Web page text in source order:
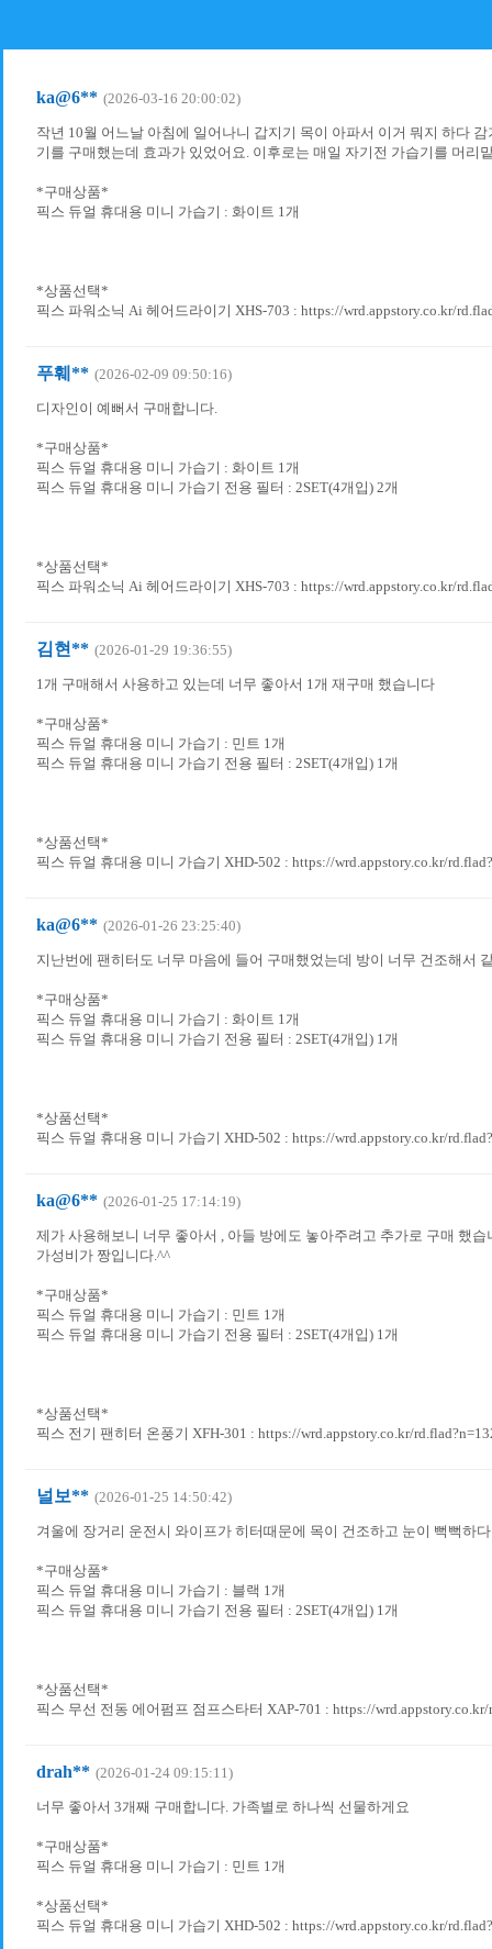
ka@6** (2026-03-16 20:00:02)
작년 10월 어느날 아침에 일어나니 갑지기 목이 아파서 이거 뭐지 하다
기를 구매했는데 효과가 있었어요. 이후로는 매일 자기전 가습기를 머
*구매상품*
픽스 듀얼 휴대용 미니 가습기 : 화이트 1개
*상품선택*
픽스 파워소닉 Ai 헤어드라이기 XHS-703 : https://wrd.appstory.co.kr/
푸훼** (2026-02-09 09:50:16)
디자인이 예뻐서 구매합니다.
*구매상품*
픽스 듀얼 휴대용 미니 가습기 : 화이트 1개
픽스 듀얼 휴대용 미니 가습기 전용 필터 : 2SET(4개입) 2개
*상품선택*
픽스 파워소닉 Ai 헤어드라이기 XHS-703 : https://wrd.appstory.co.kr/
김현** (2026-01-29 19:36:55)
1개 구매해서 사용하고 있는데 너무 좋아서 1개 재구매 했습니다
*구매상품*
픽스 듀얼 휴대용 미니 가습기 : 민트 1개
픽스 듀얼 휴대용 미니 가습기 전용 필터 : 2SET(4개입) 1개
*상품선택*
픽스 듀얼 휴대용 미니 가습기 XHD-502 : https://wrd.appstory.co.kr/
ka@6** (2026-01-26 23:25:40)
지난번에 팬히터도 너무 마음에 들어 구매했었는데 방이 너무 건조해서
*구매상품*
픽스 듀얼 휴대용 미니 가습기 : 화이트 1개
픽스 듀얼 휴대용 미니 가습기 전용 필터 : 2SET(4개입) 1개
*상품선택*
픽스 듀얼 휴대용 미니 가습기 XHD-502 : https://wrd.appstory.co.kr/
ka@6** (2026-01-25 17:14:19)
제가 사용해보니 너무 좋아서 , 아들 방에도 놓아주려고 추가로 구매 했습
가성비가 짱입니다.^^
*구매상품*
픽스 듀얼 휴대용 미니 가습기 : 민트 1개
픽스 듀얼 휴대용 미니 가습기 전용 필터 : 2SET(4개입) 1개
*상품선택*
픽스 전기 팬히터 온풍기 XFH-301 : https://wrd.appstory.co.kr/
널보** (2026-01-25 14:50:42)
겨울에 장거리 운전시 와이프가 히터때문에 목이 건조하고 눈이 뻑뻑하
*구매상품*
픽스 듀얼 휴대용 미니 가습기 : 블랙 1개
픽스 듀얼 휴대용 미니 가습기 전용 필터 : 2SET(4개입) 1개
*상품선택*
픽스 무선 전동 에어펌프 점프스타터 XAP-701 : https://wrd.appstory.co.kr/
drah** (2026-01-24 09:15:11)
너무 좋아서 3개째 구매합니다. 가족별로 하나씩 선물하게요
*구매상품*
픽스 듀얼 휴대용 미니 가습기 : 민트 1개
*상품선택*
픽스 듀얼 휴대용 미니 가습기 XHD-502 : https://wrd.appstory.co.kr/